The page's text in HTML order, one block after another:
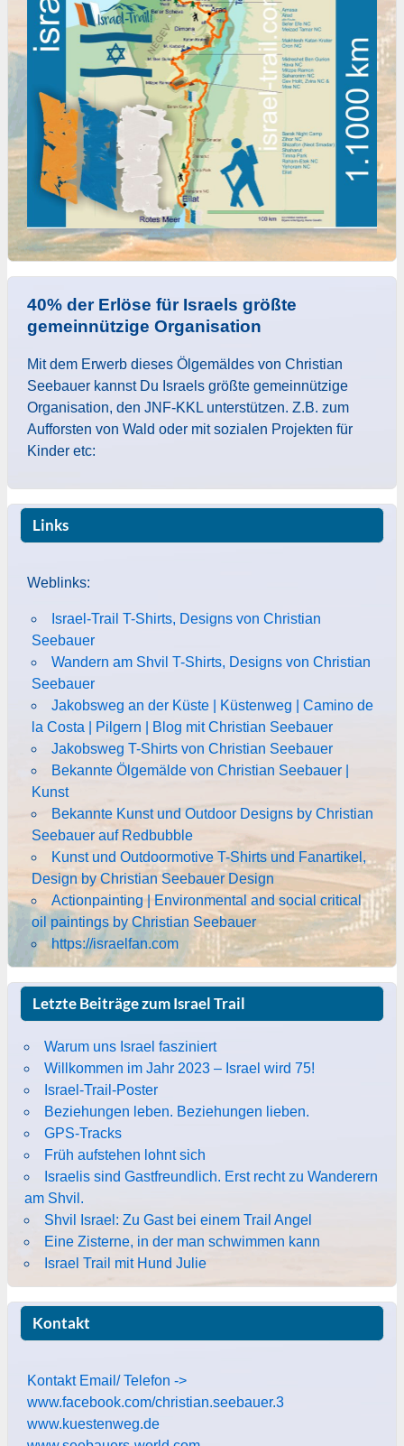
40% der Erlöse für Israels größte
gemeinnützige Organisation
Mit dem Erwerb dieses Ölgemäldes von Christian
Seebauer kannst Du Israels größte gemeinnützige
Organisation, den JNF-KKL unterstützen. Z.B. zum
Aufforsten von Wald oder mit sozialen Projekten für
Kinder etc:
Links
Weblinks:
Israel-Trail T-Shirts, Designs von Christian
Seebauer
Wandern am Shvil T-Shirts, Designs von Christian
Seebauer
Jakobsweg an der Küste | Küstenweg | Camino de
la Costa | Pilgern | Blog mit Christian Seebauer
Jakobsweg T-Shirts von Christian Seebauer
Bekannte Ölgemälde von Christian Seebauer |
Kunst
Bekannte Kunst und Outdoor Designs by Christian
Seebauer auf Redbubble
Kunst und Outdoormotive T-Shirts und Fanartikel,
Design by Christian Seebauer Design
Actionpainting | Environmental and social critical
oil paintings by Christian Seebauer
https://israelfan.com
Letzte Beiträge zum Israel Trail
Warum uns Israel fasziniert
Willkommen im Jahr 2023 – Israel wird 75!
Israel-Trail-Poster
Beziehungen leben. Beziehungen lieben.
GPS-Tracks
Früh aufstehen lohnt sich
Israelis sind Gastfreundlich. Erst recht zu Wanderern
am Shvil.
Shvil Israel: Zu Gast bei einem Trail Angel
Eine Zisterne, in der man schwimmen kann
Israel Trail mit Hund Julie
Kontakt
Kontakt Email/ Telefon ->
www.facebook.com/christian.seebauer.3
www.kuestenweg.de